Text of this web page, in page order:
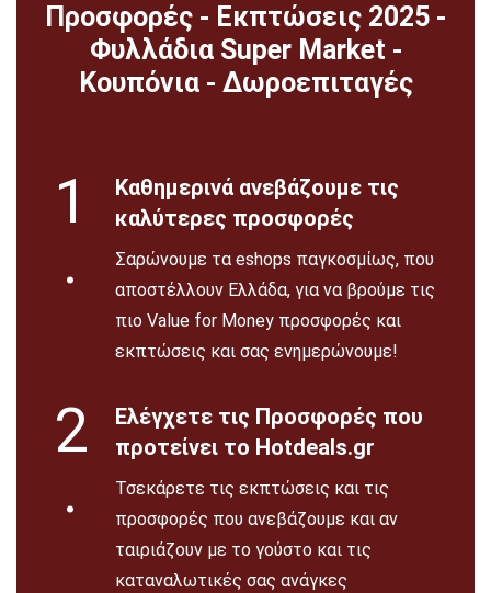
Προσφορές - Εκπτώσεις 2025 -
Φυλλάδια Super Market -
Κουπόνια - Δωροεπιταγές
1
.
Καθημερινά ανεβάζουμε τις
καλύτερες προσφορές
Σαρώνουμε τα eshops παγκοσμίως, που
αποστέλλουν Ελλάδα, για να βρούμε τις
πιο Value for Money προσφορές και
εκπτώσεις και σας ενημερώνουμε!
2
.
Ελέγχετε τις Προσφορές που
προτείνει το Hotdeals.gr
Τσεκάρετε τις εκπτώσεις και τις
προσφορές που ανεβάζουμε και αν
ταιριάζουν με το γούστο και τις
καταναλωτικές σας ανάγκες